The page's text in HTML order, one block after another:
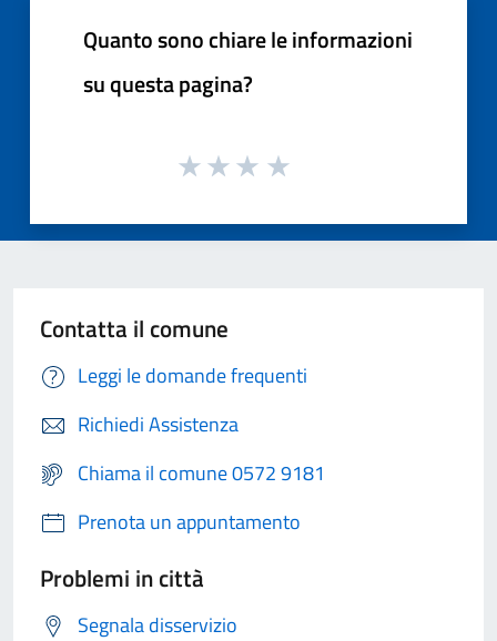
Quanto sono chiare le informazioni
su questa pagina?
Contatta il comune
Leggi le domande frequenti
Richiedi Assistenza
Chiama il comune 0572 9181
Prenota un appuntamento
Problemi in città
Segnala disservizio